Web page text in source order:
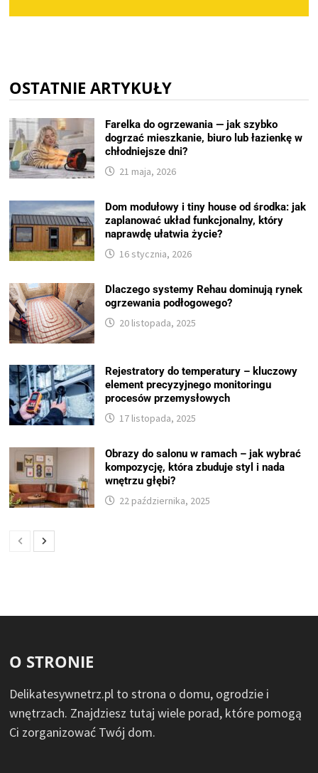
OSTATNIE ARTYKUŁY
Farelka do ogrzewania — jak szybko
dogrzać mieszkanie, biuro lub łazienkę w
chłodniejsze dni?
21 maja, 2026
Dom modułowy i tiny house od środka: jak
zaplanować układ funkcjonalny, który
naprawdę ułatwia życie?
16 stycznia, 2026
Dlaczego systemy Rehau dominują rynek
ogrzewania podłogowego?
20 listopada, 2025
Rejestratory do temperatury – kluczowy
element precyzyjnego monitoringu
procesów przemysłowych
17 listopada, 2025
Obrazy do salonu w ramach – jak wybrać
kompozycję, która zbuduje styl i nada
wnętrzu głębi?
22 października, 2025
O STRONIE
Delikatesywnetrz.pl to strona o domu, ogrodzie i
wnętrzach. Znajdziesz tutaj wiele porad, które pomogą
Ci zorganizować Twój dom.